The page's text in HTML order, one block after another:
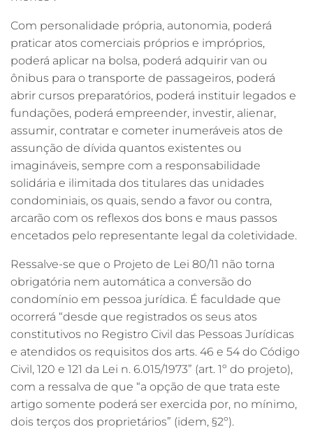
Com personalidade própria, autonomia, poderá
praticar atos comerciais próprios e impróprios,
poderá aplicar na bolsa, poderá adquirir van ou
ônibus para o transporte de passageiros, poderá
abrir cursos preparatórios, poderá instituir legados e
fundações, poderá empreender, investir, alienar,
assumir, contratar e cometer inumeráveis atos de
assunção de dívida quantos existentes ou
imagináveis, sempre com a responsabilidade
solidária e ilimitada dos titulares das unidades
condominiais, os quais, sendo a favor ou contra,
arcarão com os reflexos dos bons e maus passos
encetados pelo representante legal da coletividade.
Ressalve-se que o Projeto de Lei 80/11 não torna
obrigatória nem automática a conversão do
condomínio em pessoa jurídica. É faculdade que
ocorrerá “desde que registrados os seus atos
constitutivos no Registro Civil das Pessoas Jurídicas
e atendidos os requisitos dos arts. 46 e 54 do Código
Civil, 120 e 121 da Lei n. 6.015/1973” (art. 1º do projeto),
com a ressalva de que “a opção de que trata este
artigo somente poderá ser exercida por, no mínimo,
dois terços dos proprietários” (idem, §2º).